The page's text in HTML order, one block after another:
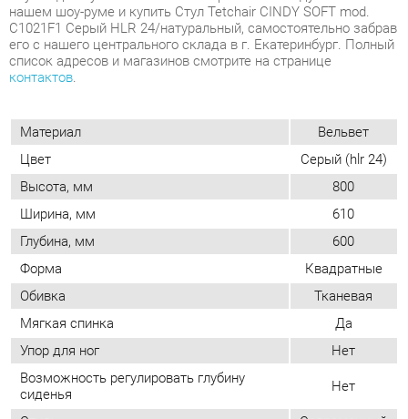
Материал
Вельвет
Цвет
Серый (hlr 24)
Высота, мм
Глубина, мм
600
Форма
Квадратные
Обивка
Тканевая
Мягкая спинка
Да
Упор для ног
Нет
Возможность регулировать глубину
сиденья
Нет
Стиль
Современный
Мягкое сиденье
Да
Съемный чехол
Нет
Возможность регулировать высоту
сиденья Нет